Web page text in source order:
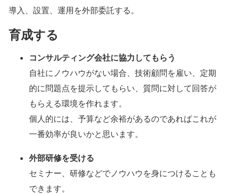
導入、設置、運用を外部委託する。
育成する
コンサルティング会社に協力してもらう
自社にノウハウがない場合、技術顧問を雇い、定期
的に問題点を提示してもらい、質問に対して回答が
もらえる環境を作れます。
個人的には、予算など余裕があるのであればこれが
一番効率が良いかと思います。
外部研修を受ける
セミナー、研修などでノウハウを身につけることも
できます。